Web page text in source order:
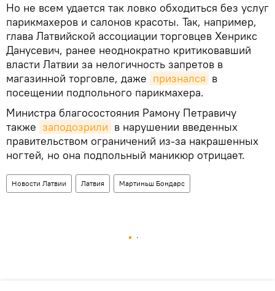
Но не всем удается так ловко обходиться без услуг
парикмахеров и салонов красоты. Так, например,
глава Латвийской ассоциации торговцев Хенрикс
Данусевич, ранее неоднократно критиковавший
власти Латвии за нелогичность запретов в
магазинной торговле, даже признался в
посещении подпольного парикмахера.
Министра благосостояния Рамону Петравичу
также заподозрили в нарушении введенных
правительством ограничений из-за накрашенных
ногтей, но она подпольный маникюр отрицает.
Новости Латвии Латвия Мартиньш Бондарс